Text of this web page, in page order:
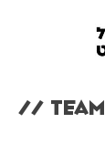
// TEAM